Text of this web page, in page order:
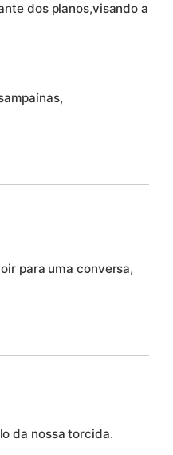
dos planos,visando a
para uma conversa,
da nossa torcida.